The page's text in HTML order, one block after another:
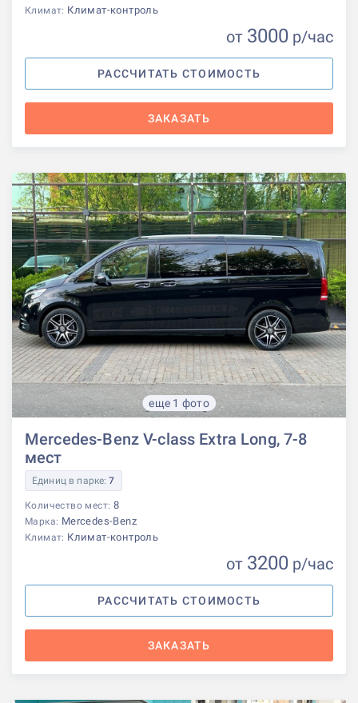
Климат: Климат-контроль
от 3000 р/час
РАССЧИТАТЬ СТОИМОСТЬ
ЗАКАЗАТЬ
еще 1 фото
Mercedes-Benz V-class Extra Long, 7-8
мест
Единиц в парке:7
Количество мест: 8
Марка: Mercedes-Benz
Климат: Климат-контроль
от 3200 р/час
РАССЧИТАТЬ СТОИМОСТЬ
ЗАКАЗАТЬ